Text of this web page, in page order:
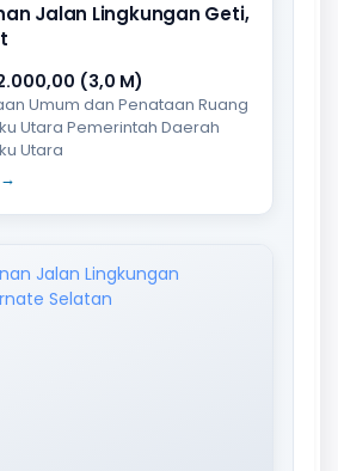
Jalan Lingkungan Geti,
(3,0 M)
Umum dan Penataan Ruang
Utara Pemerintah Daerah
Utara
→